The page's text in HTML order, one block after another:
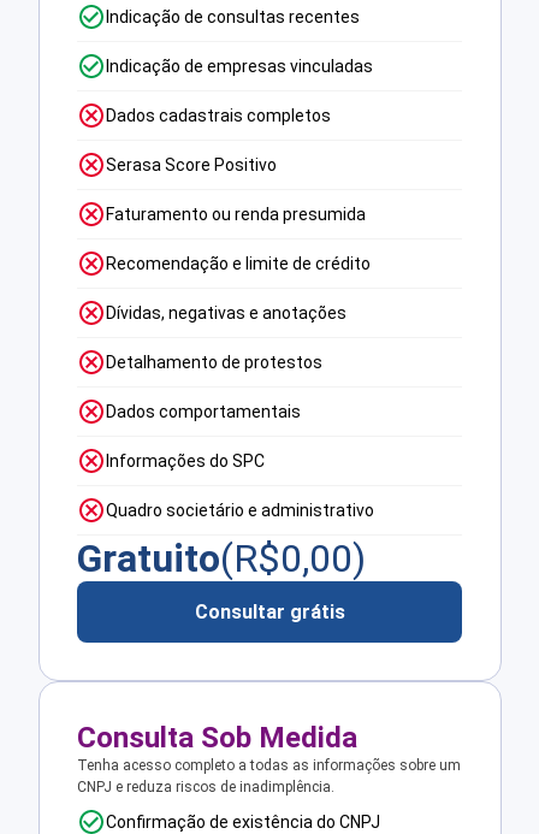
Indicação de consultas recentes
Indicação de empresas vinculadas
Dados cadastrais completos
Serasa Score Positivo
Faturamento ou renda presumida
Recomendação e limite de crédito
Dívidas, negativas e anotações
Detalhamento de protestos
Dados comportamentais
Informações do SPC
Quadro societário e administrativo
Gratuito(R$0,00)
Consultar grátis
Consulta Sob Medida
Tenha acesso completo a todas as informações sobre um
CNPJ e reduza riscos de inadimplência.
Confirmação de existência do CNPJ